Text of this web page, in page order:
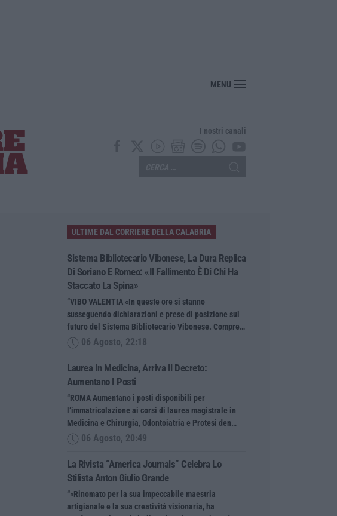
La rivista “America Journals” celebra lo stilista Anton Giulio Grande
MENU
I nostri canali
ULTIME DAL CORRIERE DELLA CALABRIA
Sistema Bibliotecario Vibonese, La Dura Replica
Di Soriano E Romeo: «Il Fallimento È Di Chi Ha
Staccato La Spina»
“VIBO VALENTIA «In queste ore si stanno
susseguendo dichiarazioni e prese di posizione sul
futuro del Sistema Bibliotecario Vibonese. Compre…
06 Agosto, 22:18
Laurea In Medicina, Arriva Il Decreto:
Aumentano I Posti
“ROMA Aumentano i posti disponibili per
l’immatricolazione ai corsi di laurea magistrale in
Medicina e Chirurgia, Odontoiatria e Protesi den…
06 Agosto, 20:49
La Rivista “America Journals” Celebra Lo
Stilista Anton Giulio Grande
“«Rinomato per la sua impeccabile maestria
artigianale e la sua creatività visionaria, ha